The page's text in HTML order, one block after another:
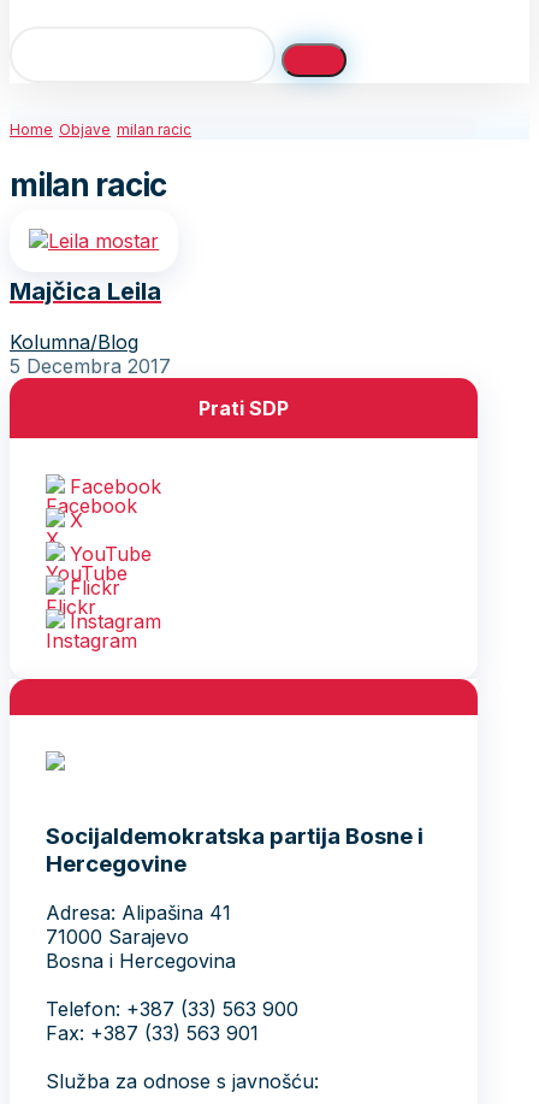
Home Objave milan racic
milan racic
Majčica Leila
Kolumna/Blog
5 Decembra 2017
Prati SDP
Facebook
X
YouTube
Flickr
Instagram
Socijaldemokratska partija Bosne i
Hercegovine
Adresa: Alipašina 41
71000 Sarajevo
Bosna i Hercegovina
Telefon: +387 (33) 563 900
Fax: +387 (33) 563 901
Služba za odnose s javnošću: